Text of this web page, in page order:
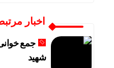
اخبار
جمع خوانی
شهید